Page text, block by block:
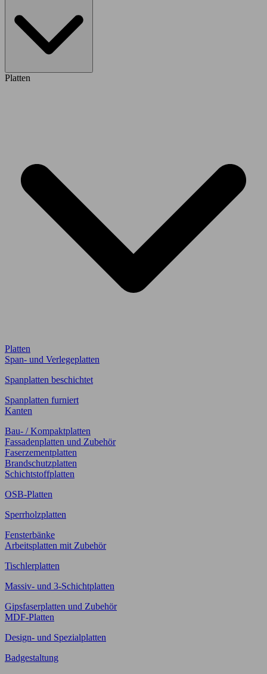
Platten
Platten
Span- und Verlegeplatten
Spanplatten beschichtet
Spanplatten furniert
Kanten
Bau- / Kompaktplatten
Fassadenplatten und Zubehör
Faserzementplatten
Brandschutzplatten
Schichtstoffplatten
OSB-Platten
Sperrholzplatten
Fensterbänke
Arbeitsplatten mit Zubehör
Tischlerplatten
Massiv- und 3-Schichtplatten
Gipsfaserplatten und Zubehör
MDF-Platten
Design- und Spezialplatten
Badgestaltung